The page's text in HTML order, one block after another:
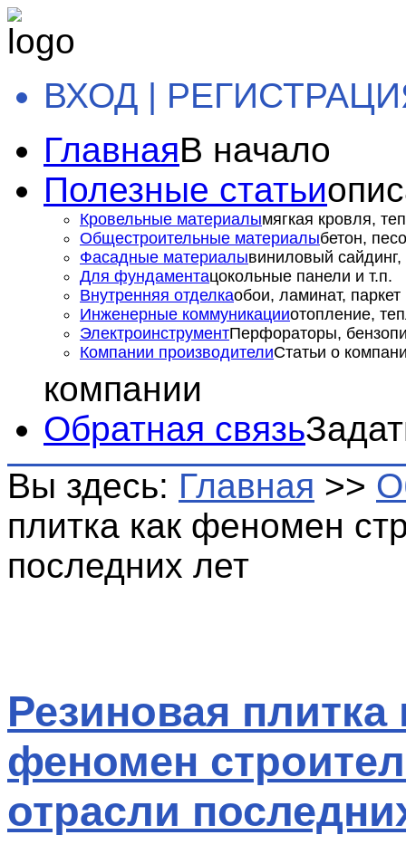
ВХОД |
ГлавнаяВ начало
Полезные статьи
Кровельные материалымягкая кровля,
Общестроительные материалыбетон,
Фасадные материалывиниловый сайдинг,
Для фундаментацокольные панели и т.п.
Внутренняя отделкаобои, ламинат, паркет
Инженерные коммуникацииотопление,
ЭлектроинструментПерфораторы,
Компании производителиСтатьи о
компании
Обратная связь
Вы здесь: Главная >>
плитка как феномен
последних лет
Резиновая плитка
феномен
отрасли